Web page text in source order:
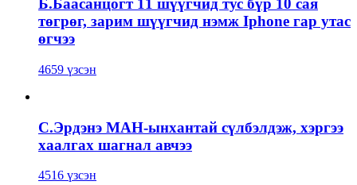
Б.Баасанцогт 11 шүүгчид тус бүр 10 сая
төгрөг, зарим шүүгчид нэмж Iphone гар утас
өгчээ
4659 үзсэн
С.Эрдэнэ МАН-ынхантай сүлбэлдэж, хэргээ
хаалгах шагнал авчээ
4516 үзсэн